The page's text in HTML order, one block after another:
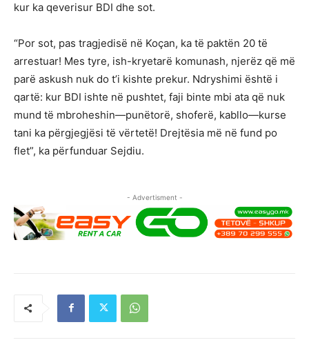
kur ka qeverisur BDI dhe sot.
“Por sot, pas tragjedisë në Koçan, ka të paktën 20 të
arrestuar! Mes tyre, ish-kryetarë komunash, njerëz që më
parë askush nuk do t’i kishte prekur. Ndryshimi është i
qartë: kur BDI ishte në pushtet, faji binte mbi ata që nuk
mund të mbroheshin—punëtorë, shoferë, kabllo—kurse
tani ka përgjegjësi të vërtetë! Drejtësia më në fund po
flet”, ka përfunduar Sejdiu.
- Advertisment -